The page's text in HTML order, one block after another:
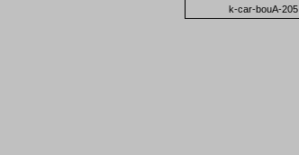
k-car-bouA-205